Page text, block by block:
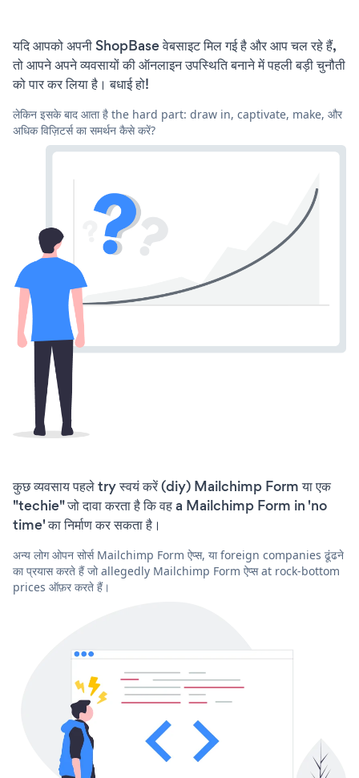
यदि आपको अपनी ShopBase वेबसाइट मिल गई है और आप चल रहे हैं,
तो आपने अपने व्यवसायों की ऑनलाइन उपस्थिति बनाने में पहली बड़ी चुनौती
को पार कर लिया है। बधाई हो!
लेकिन इसके बाद आता है the hard part: draw in, captivate, make, और
अधिक विज़िटर्स का समर्थन कैसे करें?
कुछ व्यवसाय पहले try स्वयं करें (diy) Mailchimp Form या एक
"techie" जो दावा करता है कि वह a Mailchimp Form in 'no
time' का निर्माण कर सकता है।
अन्य लोग ओपन सोर्स Mailchimp Form ऐप्स, या foreign companies ढूंढने
का प्रयास करते हैं जो allegedly Mailchimp Form ऐप्स at rock-bottom
prices ऑफ़र करते हैं।